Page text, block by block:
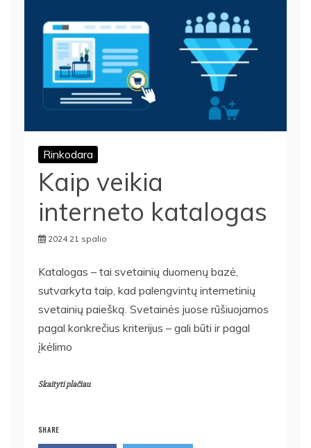
Rinkodara
Kaip veikia
interneto katalogas
2024 21 spalio
Katalogas – tai svetainių duomenų bazė,
sutvarkyta taip, kad palengvintų internetinių
svetainių paiešką. Svetainės juose rūšiuojamos
pagal konkrečius kriterijus – gali būti ir pagal
įkėlimo
Skaityti plačiau
SHARE